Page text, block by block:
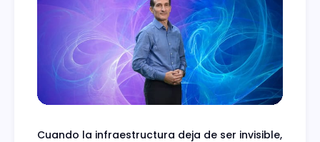
Cuando la infraestructura deja de ser invisible,